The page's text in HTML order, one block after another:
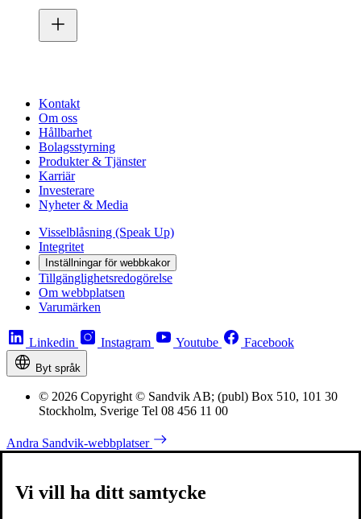
Kontakt
Om oss
Hållbarhet
Bolagsstyrning
Produkter & Tjänster
Karriär
Investerare
Nyheter & Media
Visselblåsning (Speak Up)
Integritet
Inställningar för webbkakor
Tillgänglighetsredogörelse
Om webbplatsen
Varumärken
Linkedin Instagram Youtube Facebook
Byt språk
© 2026 Copyright © Sandvik AB; (publ) Box 510, 101 30
Stockholm, Sverige Tel 08 456 11 00
Andra Sandvik-webbplatser
Vi vill ha ditt samtycke